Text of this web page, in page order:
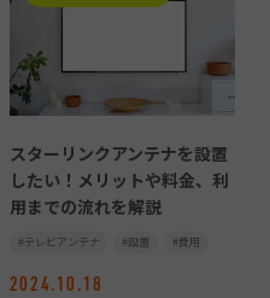
スターリンクアンテナを設置
したい！メリットや料金、利
用までの流れを解説
テレビアンテナ 設置 費用
2024.10.18